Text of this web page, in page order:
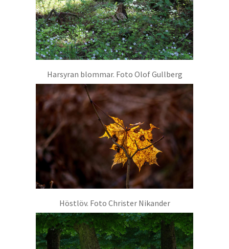
Harsyran blommar. Foto Olof Gullberg
Höstlöv. Foto Christer Nikander